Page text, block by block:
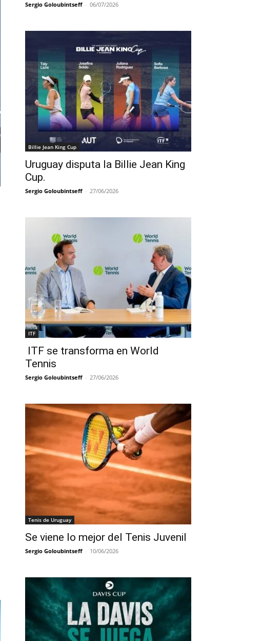
Sergio Goloubintseff - 06/07/2026
Billie Jean King Cup
Uruguay disputa la Billie Jean King
Cup.
Sergio Goloubintseff - 27/06/2026
ITF
ITF se transforma en World
Tennis
Sergio Goloubintseff - 27/06/2026
Tenis de Uruguay
Se viene lo mejor del Tenis Juvenil
Sergio Goloubintseff - 10/06/2026